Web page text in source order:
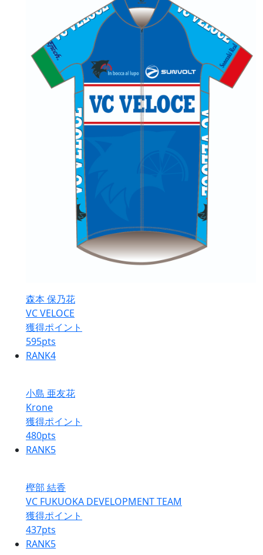
森本 保乃花
VC VELOCE
獲得ポイント
595pts
RANK4
小島 亜友花
Krone
獲得ポイント
480pts
RANK5
樫部 結香
VC FUKUOKA DEVELOPMENT TEAM
獲得ポイント
437pts
RANK5